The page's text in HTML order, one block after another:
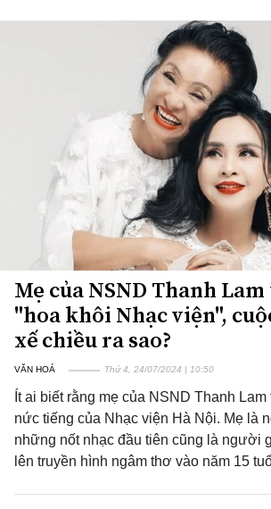
Mẹ của NSND Thanh
"hoa khôi Nhạc viện",
xế chiều ra sao?
VĂN HOÁ Thứ 4, 24/07/2024 | 10:50
Ít ai biết rằng mẹ của NSND Thanh
nức tiếng của Nhạc viện Hà Nội. Mẹ là
những nốt nhạc đầu tiên cũng là người
lên truyền hình ngâm thơ vào năm 15